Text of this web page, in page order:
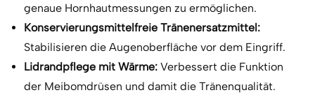
genaue Hornhautmessungen zu ermöglichen.
Konservierungsmittelfreie Tränenersatzmittel:
Stabilisieren die Augenoberfläche vor dem Eingriff.
Lidrandpflege mit Wärme: Verbessert die Funktion
der Meibomdrüsen und damit die Tränenqualität.